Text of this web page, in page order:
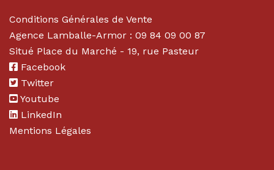
Conditions Générales de Vente
Agence Lamballe-Armor : 09 84 09 00 87
Situé Place du Marché - 19, rue Pasteur
Facebook
Twitter
Youtube
LinkedIn
Mentions Légales